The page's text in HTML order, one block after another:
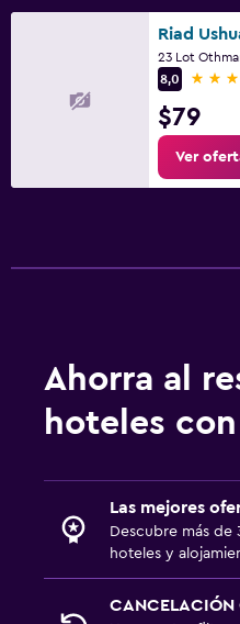
8,0
4
$79
Ver
Ahorra al
hoteles
Las mejores
Descubre más de
hoteles y
CANCELACIÓN